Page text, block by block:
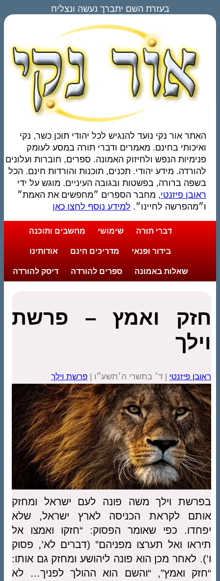
בעזרת השם יתברך נעשה ונצליח
האתר אור נקי נועד להנגיש לכל יהודי תוכן כשר, נקי
ואיכותי בחינם. מאמרים ודברי תורה במסע לעומק
פנימיות הנפש ולחיזוק האמונה. ספרים, חוברות ועלונים
להורדה. מידע יהודי. תכנים, תוכנות והורדות חינם. הכל
בשפה ברורה, בפשטות ובגובה העיניים. מוגש על ידי
ראובן פיזנטי, מחבר הספרים ״מחפשים את האמת״
ו״מהפרשה לחיינו״. למידע נוסף לחצו כאן
דברי תורה שימושי מחשבים ותוכנה
בידור ופנאי מדריכים חינם אודותינו
שאלות באמונה ספרים להורדה דיסק להורדה
חזק ואמץ – פרשת
וילך
ראובן פיזנטי | ד׳ בתשרי ה׳תשע״ו | פרשת וילך
בפרשת וילך משה פונה לעם ישראל ומחזק
אותם לקראת הכניסה לארץ ישראל, שלא
יפחדו. כפי שאומר הפסוק: “חזקו ואמצו אל
תיראו ואל תערצו מפניהם” (דברים לא’, פסוק
ו’). לאחר מכן הוא פונה ליהושע ומחזק גם אותו:
“חזק ואמץ”, “והשם הוא ההולך לפניך… לא